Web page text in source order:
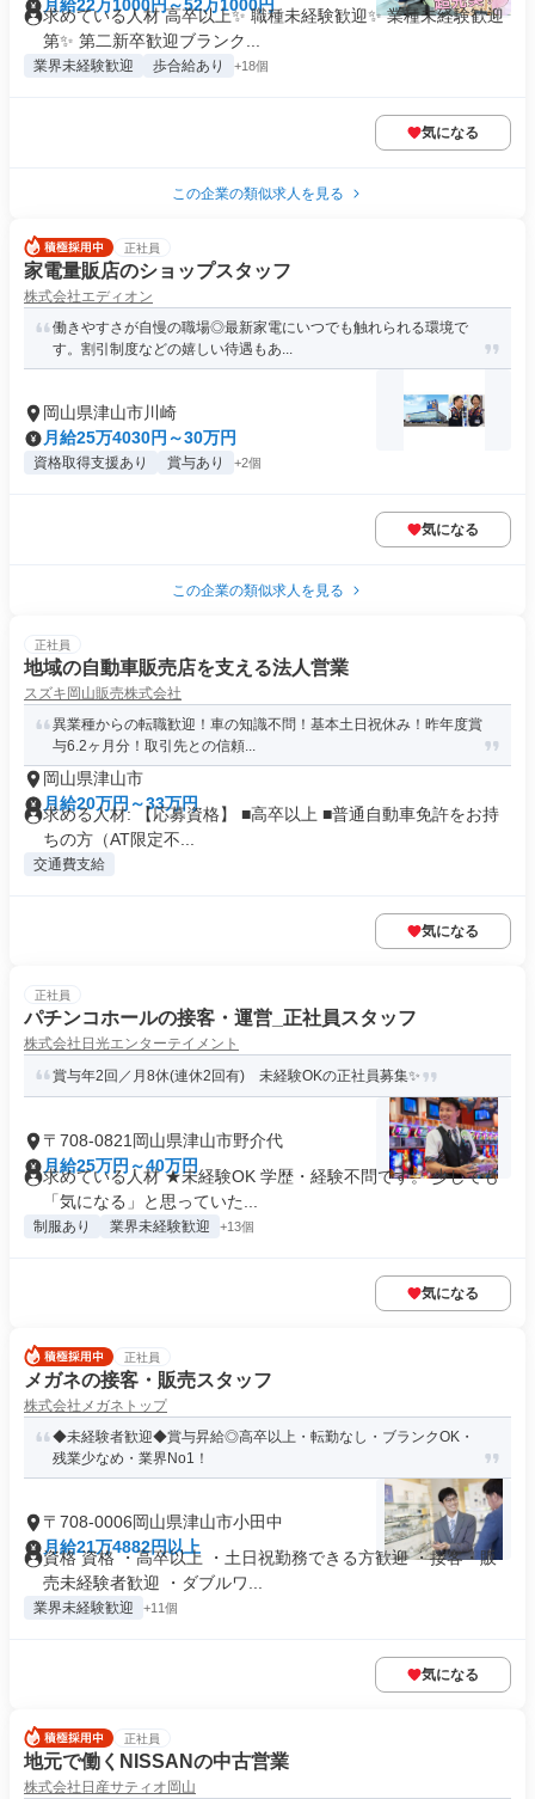
月給22万1000円～52万1000円
求めている人材 高卒以上✨ 職種未経験歓迎✨ 業種未経験歓迎
第✨ 第二新卒歓迎ブランク...
業界未経験歓迎 歩合給あり +18個
気になる
この企業の類似求人を見る
正社員
家電量販店のショップスタッフ
株式会社エディオン
働きやすさが自慢の職場◎最新家電にいつでも触れられる環境で
す。割引制度などの嬉しい待遇もあ...
岡山県津山市川崎
月給25万4030円～30万円
資格取得支援あり 賞与あり +2個
気になる
この企業の類似求人を見る
正社員
地域の自動車販売店を支える法人営業
スズキ岡山販売株式会社
異業種からの転職歓迎！車の知識不問！基本土日祝休み！昨年度賞
与6.2ヶ月分！取引先との信頼...
岡山県津山市
月給20万円～33万円
求める人材: 【応募資格】 ■高卒以上 ■普通自動車免許をお持
ちの方（AT限定不...
交通費支給
気になる
正社員
パチンコホールの接客・運営_正社員スタッフ
株式会社日光エンターテイメント
賞与年2回／月8休(連休2回有) 未経験OKの正社員募集✨
〒708-0821岡山県津山市野介代
月給25万円～40万円
求めている人材 ★未経験OK 学歴・経験不問です。 少しでも
「気になる」と思っていた...
制服あり 業界未経験歓迎 +13個
気になる
正社員
メガネの接客・販売スタッフ
株式会社メガネトップ
◆未経験者歓迎◆賞与昇給◎高卒以上・転勤なし・ブランクOK・
残業少なめ・業界No1！
〒708-0006岡山県津山市小田中
月給21万4882円以上
資格 資格 ・高卒以上 ・土日祝勤務できる方歓迎 ・接客・販
売未経験者歓迎 ・ダブルワ...
業界未経験歓迎 +11個
気になる
正社員
地元で働くNISSANの中古営業
株式会社日産サティオ岡山